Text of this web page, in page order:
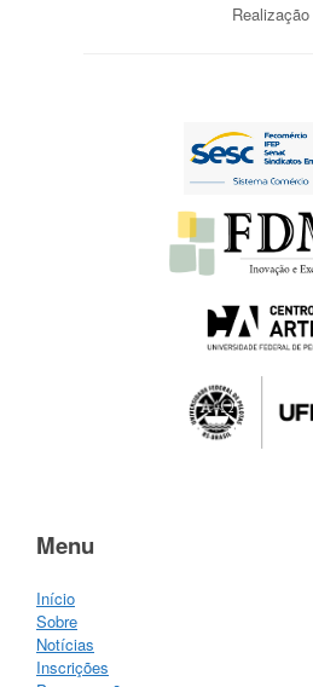
Realização
Menu
Início
Sobre
Notícias
Inscrições